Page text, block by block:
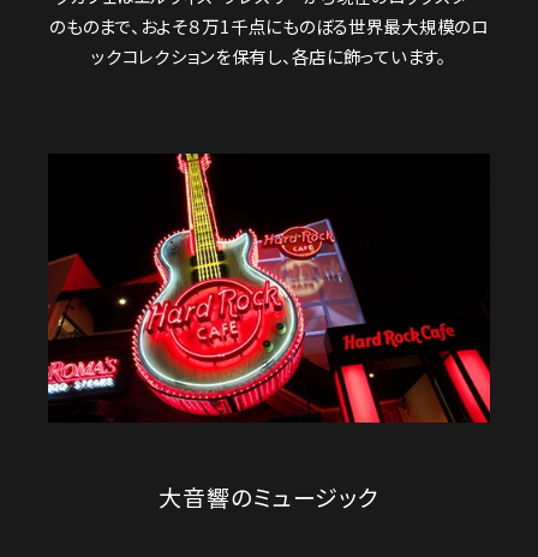
のものまで、およそ８万1千点にものぼる世界最大規模のロ
ックコレクションを保有し、各店に飾っています。
大音響のミュージック